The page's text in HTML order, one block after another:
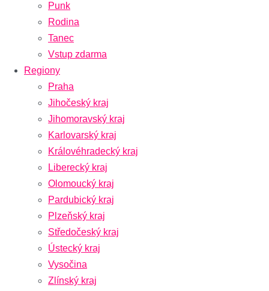
Punk
Rodina
Tanec
Vstup zdarma
Regiony
Praha
Jihočeský kraj
Jihomoravský kraj
Karlovarský kraj
Královéhradecký kraj
Liberecký kraj
Olomoucký kraj
Pardubický kraj
Plzeňský kraj
Středočeský kraj
Ústecký kraj
Vysočina
Zlínský kraj